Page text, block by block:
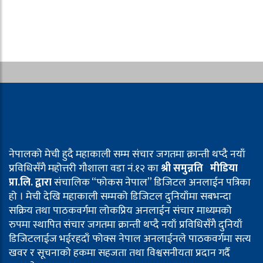
नेपालको मेची हुदै महाकाली सम्म संचार जगतमा क्रान्ती थप्दै नयाँ
प्रविधिसँगै महोत्तरी गौशाला वडा नं.१२ काश्री समुन्नति मीडिया
प्रा.लि. द्वारासंचालिक “फोकस नेपाल” डिजिटल अनलाईन पत्रिका
हो । मेची देखि महाकाली सम्मको डिजिटल दुनियाँमा सबभन्दा
सक्रिय तथा पाठकवर्गमा लोकप्रिय अनलाईन संचार माध्यमको
रुपमा स्थापित संचार जगतमा क्रान्ती थप्दै नयाँ प्रविधिसँगै दुनियाँ
डिजिटलाईज भईरहदाँ फोक्स नेपाल अनलाईनले पाठकवर्गमा सत्य
खवर र सूचनाको हकमा सहजता तथा विश्वसनीयता प्रदान गर्दै